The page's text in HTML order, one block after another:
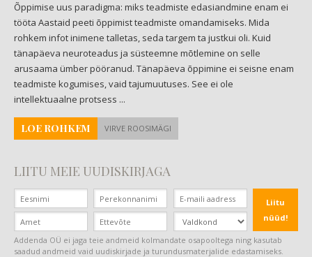
Õppimise uus paradigma: miks teadmiste edasiandmine enam ei
tööta Aastaid peeti õppimist teadmiste omandamiseks. Mida
rohkem infot inimene talletas, seda targem ta justkui oli. Kuid
tänapäeva neuroteadus ja süsteemne mõtlemine on selle
arusaama ümber pööranud. Tänapäeva õppimine ei seisne enam
teadmiste kogumises, vaid tajumuutuses. See ei ole
intellektuaalne protsess ...
LOE ROHKEM VIRVE ROOSIMÄGI
LIITU MEIE UUDISKIRJAGA
Liitu
nüüd!
Addenda OÜ ei jaga teie andmeid kolmandate osapooltega ning kasutab
saadud andmeid vaid uudiskirjade ja turundusmaterjalide edastamiseks.